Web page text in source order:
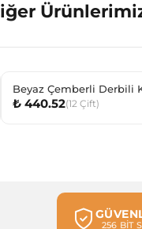
Beyaz Çemberli Derbili
Çocuk Dizaltı Çorabı
₺ 440.52(12 Çift)
256 BİT